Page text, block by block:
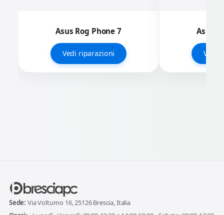
Asus Rog Phone 7
Vedi riparazioni
Asus
Vedi
Sede: Via Volturno 16, 25126 Brescia, Italia